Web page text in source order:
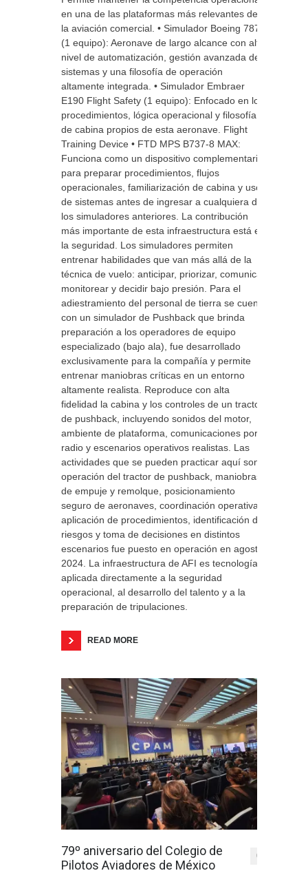
en una de las plataformas más relevantes de
la aviación comercial. • Simulador Boeing 787
(1 equipo): Aeronave de largo alcance con alto
nivel de automatización, gestión avanzada de
sistemas y una filosofía de operación
altamente integrada. • Simulador Embraer
E190 Flight Safety (1 equipo): Enfocado en los
procedimientos, lógica operacional y filosofía
de cabina propios de esta aeronave. Flight
Training Device • FTD MPS B737-8 MAX:
Funciona como un dispositivo complementario
para preparar procedimientos, flujos
operacionales, familiarización de cabina y uso
de sistemas antes de ingresar a cualquiera de
los simuladores anteriores. La contribución
más importante de esta infraestructura está en
la seguridad. Los simuladores permiten
entrenar habilidades que van más allá de la
técnica de vuelo: anticipar, priorizar, comunicar,
monitorear y decidir bajo presión. Para el
adiestramiento del personal de tierra se cuenta
con un simulador de Pushback que brinda
preparación a los operadores de equipo
especializado (bajo ala), fue desarrollado
exclusivamente para la compañía y permite
entrenar maniobras críticas en un entorno
altamente realista. Reproduce con alta
fidelidad la cabina y los controles de un tractor
de pushback, incluyendo sonidos del motor,
ambiente de plataforma, comunicaciones por
radio y escenarios operativos realistas. Las
actividades que se pueden practicar aquí son:
operación del tractor de pushback, maniobras
de empuje y remolque, posicionamiento
seguro de aeronaves, coordinación operativa,
aplicación de procedimientos, identificación de
riesgos y toma de decisiones en distintos
escenarios fue puesto en operación en agosto
2024. La infraestructura de AFI es tecnología
aplicada directamente a la seguridad
operacional, al desarrollo del talento y a la
preparación de tripulaciones.
READ MORE
79º aniversario del Colegio de
Pilotos Aviadores de México
0